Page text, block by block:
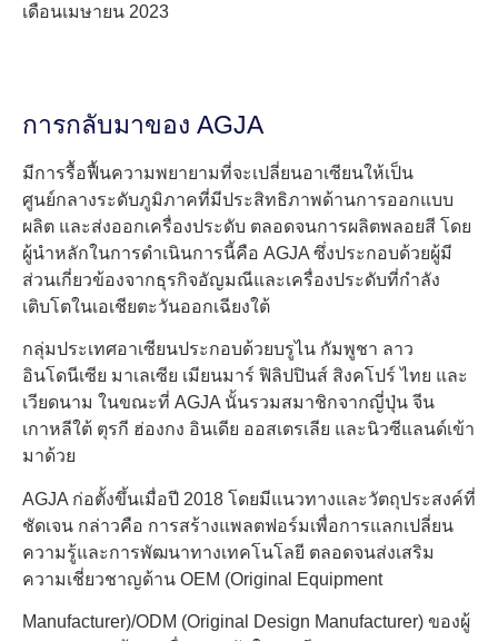
เดือนเมษายน 2023
การกลับมาของ AGJA
มีการรื้อฟื้นความพยายามที่จะเปลี่ยนอาเซียนให้เป็น
ศูนย์กลางระดับภูมิภาคที่มีประสิทธิภาพด้านการออกแบบ
ผลิต และส่งออกเครื่องประดับ ตลอดจนการผลิตพลอยสี โดย
ผู้นำหลักในการดำเนินการนี้คือ AGJA ซึ่งประกอบด้วยผู้มี
ส่วนเกี่ยวข้องจากธุรกิจอัญมณีและเครื่องประดับที่กำลัง
เติบโตในเอเชียตะวันออกเฉียงใต้
กลุ่มประเทศอาเซียนประกอบด้วยบรูไน กัมพูชา ลาว
อินโดนีเซีย มาเลเซีย เมียนมาร์ ฟิลิปปินส์ สิงคโปร์ ไทย และ
เวียดนาม ในขณะที่ AGJA นั้นรวมสมาชิกจากญี่ปุ่น จีน
เกาหลีใต้ ตุรกี ฮ่องกง อินเดีย ออสเตรเลีย และนิวซีแลนด์เข้า
มาด้วย
AGJA ก่อตั้งขึ้นเมื่อปี 2018 โดยมีแนวทางและวัตถุประสงค์ที่
ชัดเจน กล่าวคือ การสร้างแพลตฟอร์มเพื่อการแลกเปลี่ยน
ความรู้และการพัฒนาทางเทคโนโลยี ตลอดจนส่งเสริม
ความเชี่ยวชาญด้าน OEM (Original Equipment
Manufacturer)/ODM (Original Design Manufacturer) ของผู้